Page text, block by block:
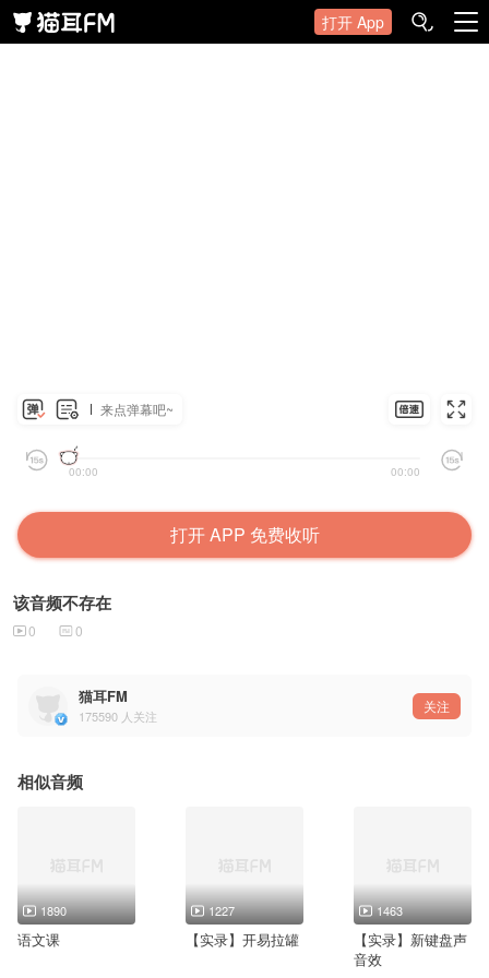
打开 App
来点弹幕吧~
00:00 00:00
打开 APP 免费收听
该音频不存在
0 0
猫耳FM
175590 人关注
关注
相似音频
1890
语文课
1227
【实录】开易拉罐
1463
【实录】新键盘声
音效